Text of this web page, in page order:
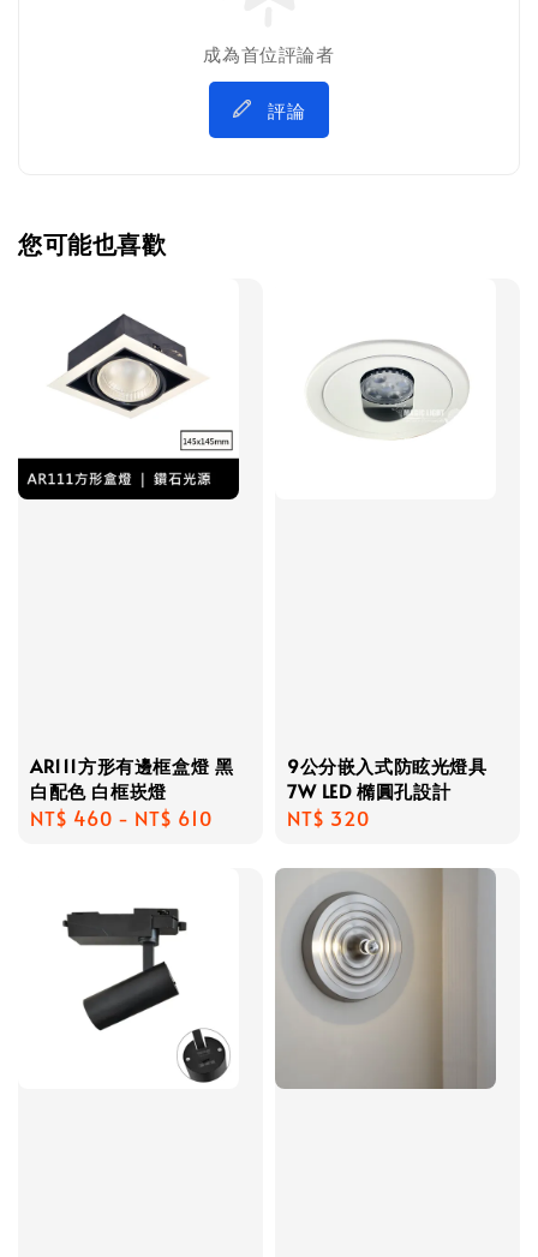
成為首位評論者
評論
您可能也喜歡
AR111方形有邊框盒燈 黑
白配色 白框崁燈
Regular
NT$ 460 - NT$ 610
9公分嵌入式防眩光燈具
7W LED 橢圓孔設計
Regular
NT$ 320